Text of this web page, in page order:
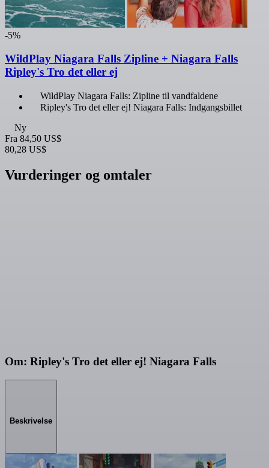
-5%
WildPlay Niagara Falls Zipline + Niagara Falls
Ripley's Tro det eller ej
WildPlay Niagara Falls: Zipline til vandfaldene
Ripley's Tro det eller ej! Niagara Falls: Indgangsbillet
Ny
Fra 84,50 US$
80,28 US$
Vurderinger og omtaler
Om: Ripley's Tro det eller ej! Niagara Falls
Beskrivelse